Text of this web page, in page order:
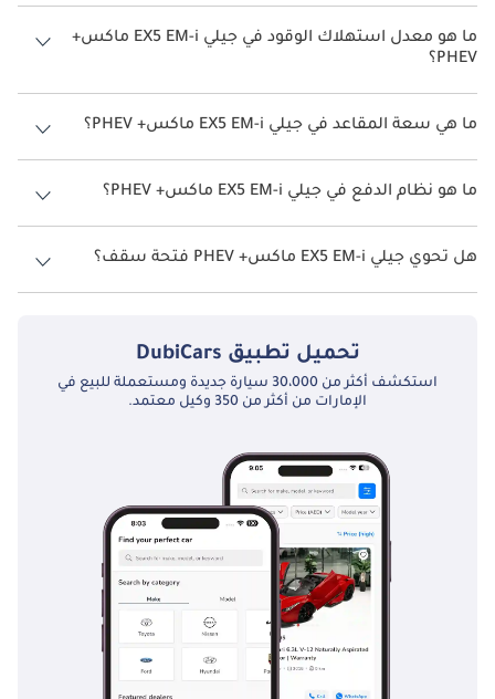
سعر جيلي EX5 EM-i ماكس+ PHEV هو درهم 115,900.
ما هو معدل استهلاك الوقود في جيلي EX5 EM-i ماكس+
PHEV؟
يبلغ معدل استهلاك الوقود المقترح من الشركة المصنعة لسيارة جيلي EX5
EM-i 2026 من 20 كم/ليتر.
ما هي سعة المقاعد في جيلي EX5 EM-i ماكس+ PHEV؟
تتسع جيلي EX5 EM-i ماكس+ PHEV لأ 5 أشخاص.
ما هو نظام الدفع في جيلي EX5 EM-i ماكس+ PHEV؟
نظام الدفع في جيلي EX5 EM-i Front Wheel Drive ماكس+ PHEV.
هل تحوي جيلي EX5 EM-i ماكس+ PHEV فتحة سقف؟
نعم توفر جيلي EX5 EM-i ماكس+ PHEV فتحة السقف كخيار.
تحميل تطبيق DubiCars
استكشف أكثر من 30،000 سيارة جديدة ومستعملة للبيع في
الإمارات من أكثر من 350 وكيل معتمد.